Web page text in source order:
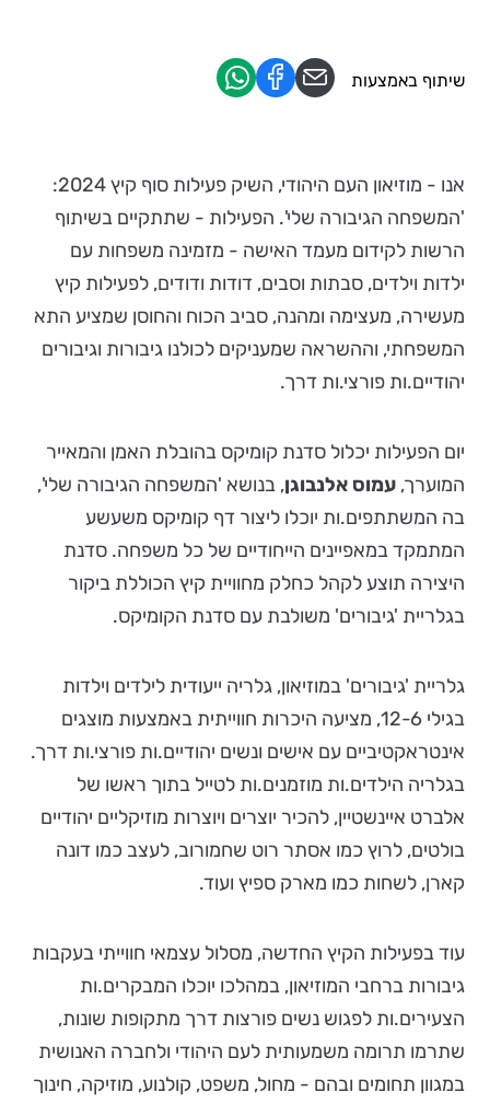
אנו - מוזיאון העם היהודי, השיק פעילות סוף קיץ 2024:
'המשפחה הגיבורה שלי'. הפעילות - שתתקיים בשיתוף
הרשות לקידום מעמד האישה - מזמינה משפחות עם
ילדות וילדים, סבתות וסבים, דודות ודודים, לפעילות קיץ
מעשירה, מעצימה ומהנה, סביב הכוח והחוסן שמציע התא
המשפחתי, וההשראה שמעניקים לכולנו גיבורות וגיבורים
יהודיים.ות פורצי.ות דרך.
יום הפעילות יכלול סדנת קומיקס בהובלת האמן והמאייר
המוערך, עמוס אלנבוגן, בנושא 'המשפחה הגיבורה שלי',
בה המשתתפים.ות יוכלו ליצור דף קומיקס משעשע
המתמקד במאפיינים הייחודיים של כל משפחה. סדנת
היצירה תוצע לקהל כחלק מחוויית קיץ הכוללת ביקור
בגלריית 'גיבורים' משולבת עם סדנת הקומיקס.
גלריית 'גיבורים' במוזיאון, גלריה ייעודית לילדים וילדות
בגילי 12-6, מציעה היכרות חווייתית באמצעות מוצגים
אינטראקטיביים עם אישים ונשים יהודיים.ות פורצי.ות דרך.
בגלריה הילדים.ות מוזמנים.ות לטייל בתוך ראשו של
אלברט איינשטיין, להכיר יוצרים ויוצרות מוזיקליים יהודיים
בולטים, לרוץ כמו אסתר רוט שחמורוב, לעצב כמו דונה
קארן, לשחות כמו מארק ספיץ ועוד.
עוד בפעילות הקיץ החדשה, מסלול עצמאי חווייתי בעקבות
גיבורות ברחבי המוזיאון, במהלכו יוכלו המבקרים.ות
הצעירים.ות לפגוש נשים פורצות דרך מתקופות שונות,
שתרמו תרומה משמעותית לעם היהודי ולחברה האנושית
במגוון תחומים ובהם - מחול, משפט, קולנוע, מוזיקה, חינוך
שיתוף באמצעות